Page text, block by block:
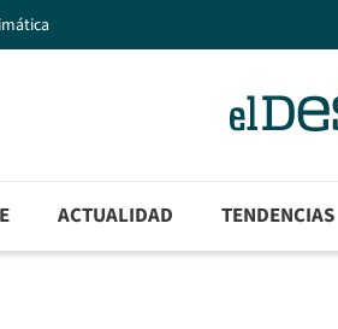
ACTUALIDAD TENDENCIAS